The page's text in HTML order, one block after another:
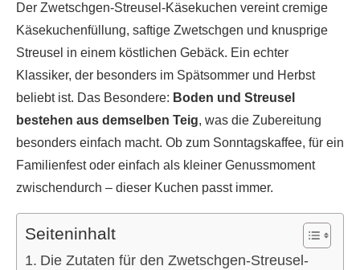
Der Zwetschgen-Streusel-Käsekuchen vereint cremige
Käsekuchenfüllung, saftige Zwetschgen und knusprige
Streusel in einem köstlichen Gebäck. Ein echter
Klassiker, der besonders im Spätsommer und Herbst
beliebt ist. Das Besondere: Boden und Streusel
bestehen aus demselben Teig, was die Zubereitung
besonders einfach macht. Ob zum Sonntagskaffee, für ein
Familienfest oder einfach als kleiner Genussmoment
zwischendurch – dieser Kuchen passt immer.
Seiteninhalt
Die Zutaten für den Zwetschgen-Streusel-